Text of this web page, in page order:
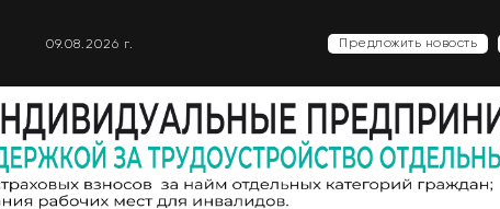
09.08.2026 г. Предложить новость